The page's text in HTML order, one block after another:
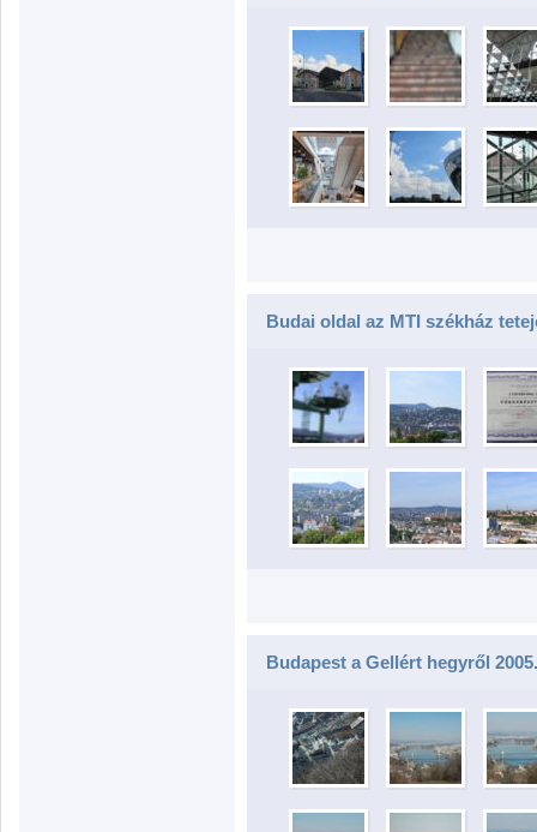
Budai oldal az MTI székház
Budapest a Gellért hegyről 2005.